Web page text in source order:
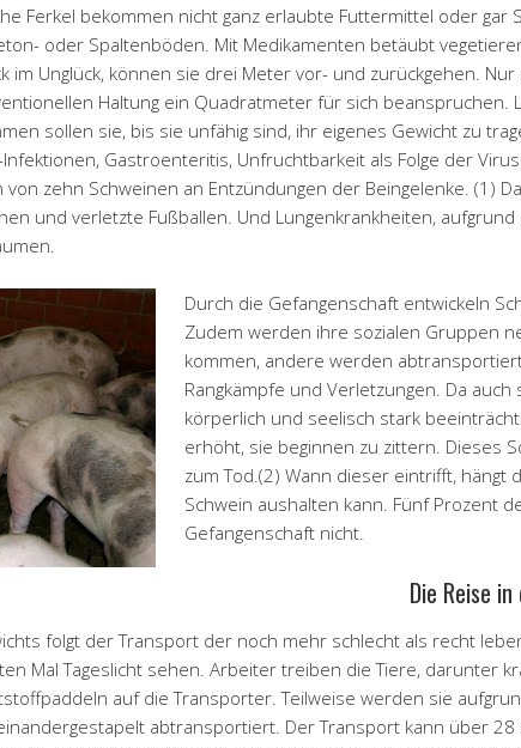
Ferkel bekommen nicht ganz erlaubte Futtermittel oder gar
oder Spaltenböden. Mit Medikamenten betäubt
im Unglück, können sie drei Meter vor- und zurückgehen.
Haltung ein Quadratmeter für sich
sollen sie, bis sie unfähig sind, ihr eigenes Gewicht zu
Gastroenteritis, Unfruchtbarkeit als Folge der
zehn Schweinen an Entzündungen der Beingelenke. (1)
und verletzte Fußballen. Und Lungenkrankheiten,
Durch die Gefangenschaft entwickeln
Zudem werden ihre sozialen Gruppen
kommen, andere werden
Rangkämpfe und Verletzungen. Da
körperlich und seelisch stark
erhöht, sie beginnen zu zittern. Dieses
zum Tod.(2) Wann dieser eintrifft, hängt
Schwein aushalten kann. Fünf Prozent
Gefangenschaft nicht.
Die Reise
folgt der Transport der noch mehr schlecht als recht
Mal Tageslicht sehen. Arbeiter treiben die Tiere, darunter
auf die Transporter. Teilweise werden sie
abtransportiert. Der Transport kann über